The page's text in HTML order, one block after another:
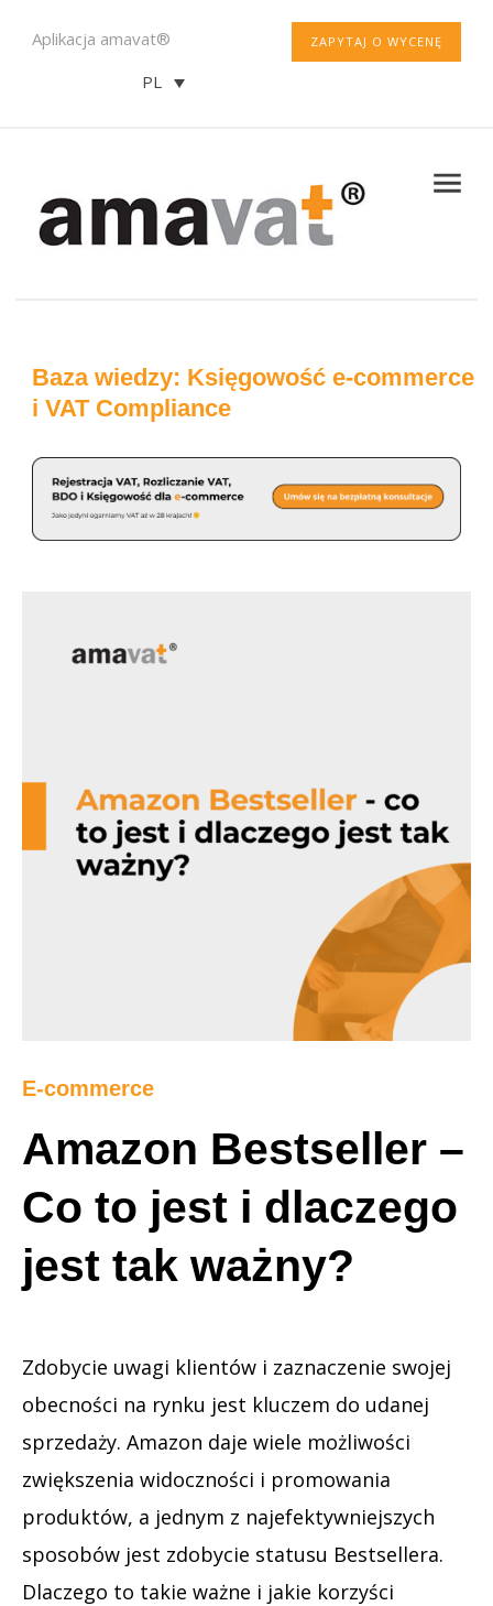
ZAPYTAJ O WYCENĘ
Aplikacja amavat®
PL
Baza wiedzy: Księgowość e-commerce
i VAT Compliance
E-commerce
Amazon Bestseller –
Co to jest i dlaczego
jest tak ważny?
Zdobycie uwagi klientów i zaznaczenie swojej
obecności na rynku jest kluczem do udanej
sprzedaży. Amazon daje wiele możliwości
zwiększenia widoczności i promowania
produktów, a jednym z najefektywniejszych
sposobów jest zdobycie statusu Bestsellera.
Dlaczego to takie ważne i jakie korzyści